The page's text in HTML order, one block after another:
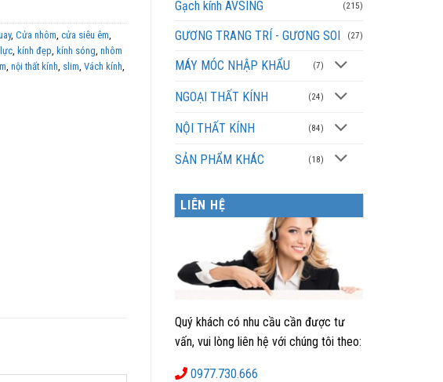
Gạch kính AVSING (215)
GƯƠNG TRANG TRÍ - GƯƠNG SOI (27)
MÁY MÓC NHẬP KHẨU (7)
NGOẠI THẤT KÍNH (24)
NỘI THẤT KÍNH (84)
SẢN PHẨM KHÁC (18)
LIÊN HỆ
Quý khách có nhu cầu cần được tư
vấn, vui lòng liên hệ với chúng tôi theo:
0977.730.666
, Cửa nhôm cửa siêu êm
, kính đẹp kính sóng nhôm
nội thất kính slim Vách kính